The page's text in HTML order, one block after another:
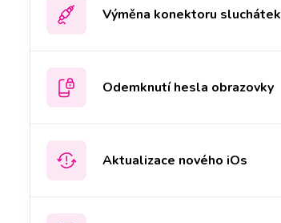
Výměna konektoru sluchátek
Odemknutí hesla obrazovky
Aktualizace nového iOs